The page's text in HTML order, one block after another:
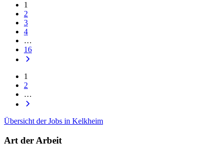
1
2
3
4
…
16
1
2
…
Übersicht der Jobs in Kelkheim
Art der Arbeit